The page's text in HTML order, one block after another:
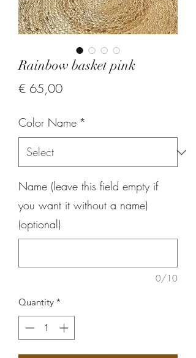
Rainbow basket pink
€ 65,00Price
Color Name *
Name (leave this field empty if
you want it without a name)
(optional)
0/10
Quantity *